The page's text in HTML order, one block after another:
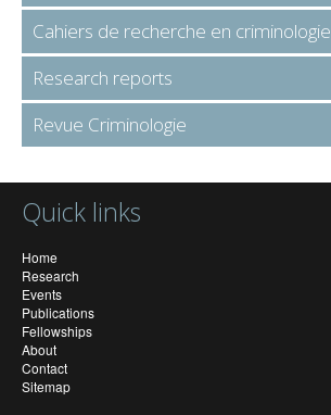
Cahiers de recherche en criminologie
Research reports
Revue Criminologie
Quick links
Home
Research
Events
Publications
Fellowships
About
Contact
Sitemap